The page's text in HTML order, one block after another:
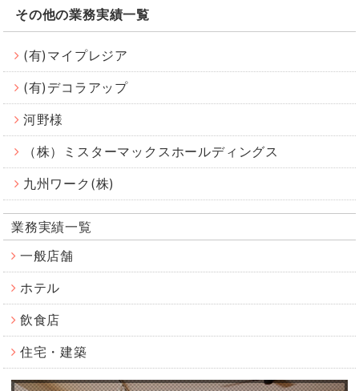
その他の業務実績一覧
(有)マイプレジア
(有)デコラアップ
河野様
（株）ミスターマックスホールディングス
九州ワーク(株)
業務実績一覧
一般店舗
ホテル
飲食店
住宅・建築